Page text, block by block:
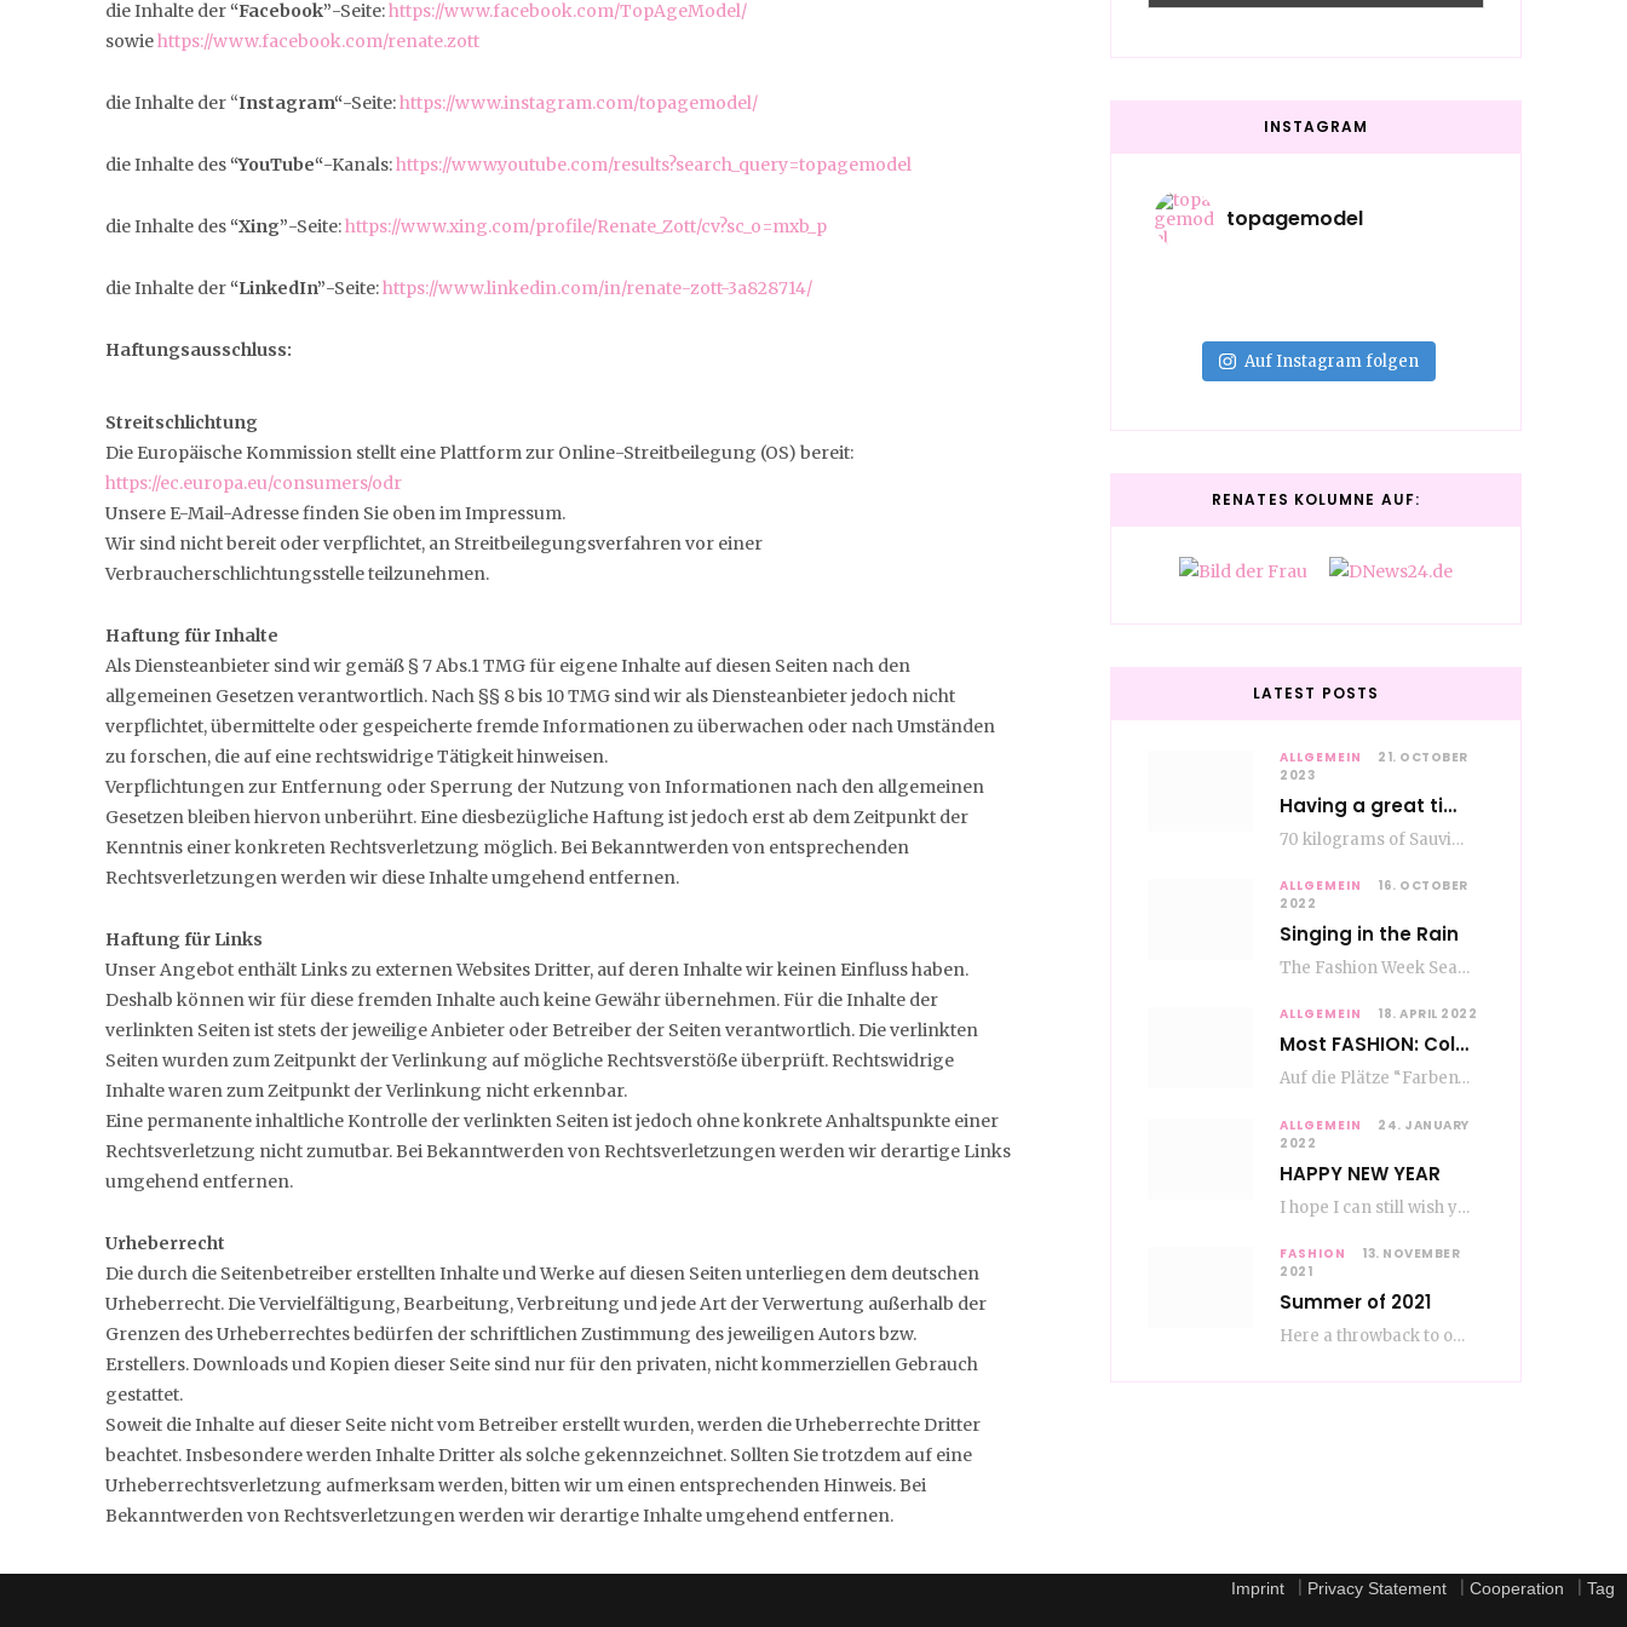
die Inhalte der “Facebook”-Seite:https://www.facebook.com/TopAgeModel/
sowiehttps://www.facebook.com/renate.zott
die Inhalte der “Instagram“-Seite:https://www.instagram.com/topagemodel/
die Inhalte des “YouTube“-Kanals:https://www.youtube.com/results?search_query=topagemodel
die Inhalte des “Xing”-Seite:https://www.xing.com/profile/Renate_Zott/cv?sc_o=mxb_p
die Inhalte der “LinkedIn”-Seite:https://www.linkedin.com/in/renate-zott-3a828714/
Haftungsausschluss:
Streitschlichtung
Die Europäische Kommission stellt eine Plattform zur Online-Streitbeilegung (OS) bereit:
https://ec.europa.eu/consumers/odr
Unsere E-Mail-Adresse finden Sie oben im Impressum.
Wir sind nicht bereit oder verpflichtet, an Streitbeilegungsverfahren vor einer
Verbraucherschlichtungsstelle teilzunehmen.
Haftung für Inhalte
Als Diensteanbieter sind wir gemäß § 7 Abs.1 TMG für eigene Inhalte auf diesen Seiten nach den
allgemeinen Gesetzen verantwortlich. Nach §§ 8 bis 10 TMG sind wir als Diensteanbieter jedoch nicht
verpflichtet, übermittelte oder gespeicherte fremde Informationen zu überwachen oder nach Umständen
zu forschen, die auf eine rechtswidrige Tätigkeit hinweisen.
Verpflichtungen zur Entfernung oder Sperrung der Nutzung von Informationen nach den allgemeinen
Gesetzen bleiben hiervon unberührt. Eine diesbezügliche Haftung ist jedoch erst ab dem Zeitpunkt der
Kenntnis einer konkreten Rechtsverletzung möglich. Bei Bekanntwerden von entsprechenden
Rechtsverletzungen werden wir diese Inhalte umgehend entfernen.
Haftung für Links
Unser Angebot enthält Links zu externen Websites Dritter, auf deren Inhalte wir keinen Einfluss haben.
Deshalb können wir für diese fremden Inhalte auch keine Gewähr übernehmen. Für die Inhalte der
verlinkten Seiten ist stets der jeweilige Anbieter oder Betreiber der Seiten verantwortlich. Die verlinkten
Seiten wurden zum Zeitpunkt der Verlinkung auf mögliche Rechtsverstöße überprüft. Rechtswidrige
Inhalte waren zum Zeitpunkt der Verlinkung nicht erkennbar.
Eine permanente inhaltliche Kontrolle der verlinkten Seiten ist jedoch ohne konkrete Anhaltspunkte einer
Rechtsverletzung nicht zumutbar. Bei Bekanntwerden von Rechtsverletzungen werden wir derartige Links
umgehend entfernen.
Urheberrecht
Die durch die Seitenbetreiber erstellten Inhalte und Werke auf diesen Seiten unterliegen dem deutschen
Urheberrecht. Die Vervielfältigung, Bearbeitung, Verbreitung und jede Art der Verwertung außerhalb der
Grenzen des Urheberrechtes bedürfen der schriftlichen Zustimmung des jeweiligen Autors bzw.
Erstellers. Downloads und Kopien dieser Seite sind nur für den privaten, nicht kommerziellen Gebrauch
gestattet.
Soweit die Inhalte auf dieser Seite nicht vom Betreiber erstellt wurden, werden die Urheberrechte Dritter
beachtet. Insbesondere werden Inhalte Dritter als solche gekennzeichnet. Sollten Sie trotzdem auf eine
Urheberrechtsverletzung aufmerksam werden, bitten wir um einen entsprechenden Hinweis. Bei
Bekanntwerden von Rechtsverletzungen werden wir derartige Inhalte umgehend entfernen.
INSTAGRAM
topagemodel
Auf Instagram folgen
RENATES KOLUMNE AUF:
LATEST POSTS
ALLGEMEIN
21. OCTOBER
2023
Having a great time wining – do as the Romans do
70 kilograms of Sauvignon-Blanc grapes at a price of EUR 1.40 per kilo lie in…
ALLGEMEIN
16. OCTOBER
2022
Singing in the Rain
The Fashion Week Season in Paris and Milan is over and autumn is coming. Fog…
ALLGEMEIN 18. APRIL 2022
Most FASHION: Color Blocking
Auf die Plätze “Farben” los. Jetzt ist Color-Blocking angesagt. Der mega Trend zur Knallfarbe ist…
ALLGEMEIN
24. JANUARY
2022
HAPPY NEW YEAR
I hope I can still wish you a happy new year, even if January is…
FASHION
13. NOVEMBER
2021
Summer of 2021
Here a throwback to our amazing fashion summer 2021 To be honest, when I go…
Imprint Privacy Statement Cooperation Tag